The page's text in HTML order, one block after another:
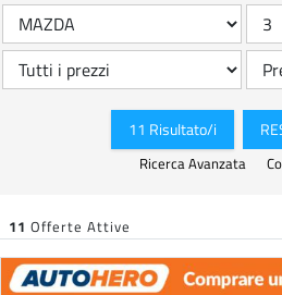
11 Risultato/i
Ricerca Avanzata
11 Offerte Attive